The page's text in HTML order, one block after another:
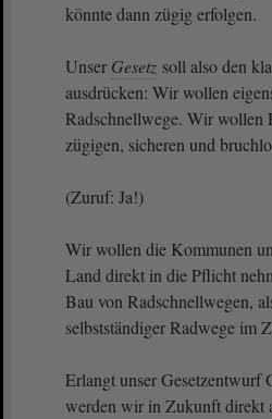
könnte dann zügig erfolgen.
Unser Gesetz soll also den
ausdrücken: Wir wollen
Radschnellwege. Wir wollen
zügigen, sicheren und
(Zuruf: Ja!)
Wir wollen die Kommunen
Land direkt in die Pflicht
Bau von Radschnellwegen,
selbstständiger Radwege im
Erlangt unser Gesetzentwurf
werden wir in Zukunft direkt